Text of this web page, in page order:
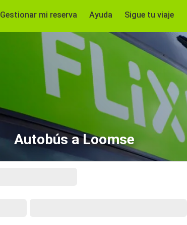
Gestionar mi reserva Ayuda Sigue tu viaje
Autobús a Loomse